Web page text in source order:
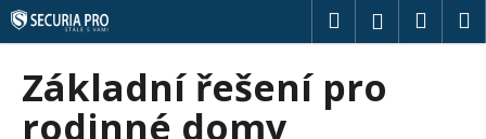
Přejít
na
obsah
HledatPřihlášení
Základní řešení pro
rodinné domy
K
o
C